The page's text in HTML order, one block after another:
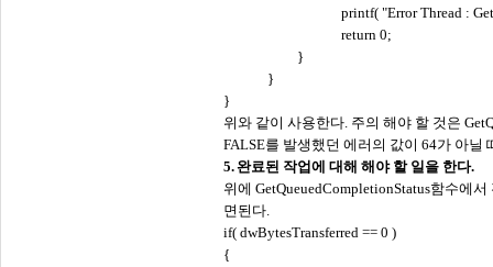
printf( "Error Thread :
return 0;
}
}
}
위와 같이 사용한다. 주의 해야 할 것은
FALSE를 발생했던 에러의 값이 64가 아
5.완료된 작업에 대해 해야 할 일을 한다.
위에 GetQueuedCompletionStatus함수에
면된다.
if( dwBytesTransferred == 0 )
{